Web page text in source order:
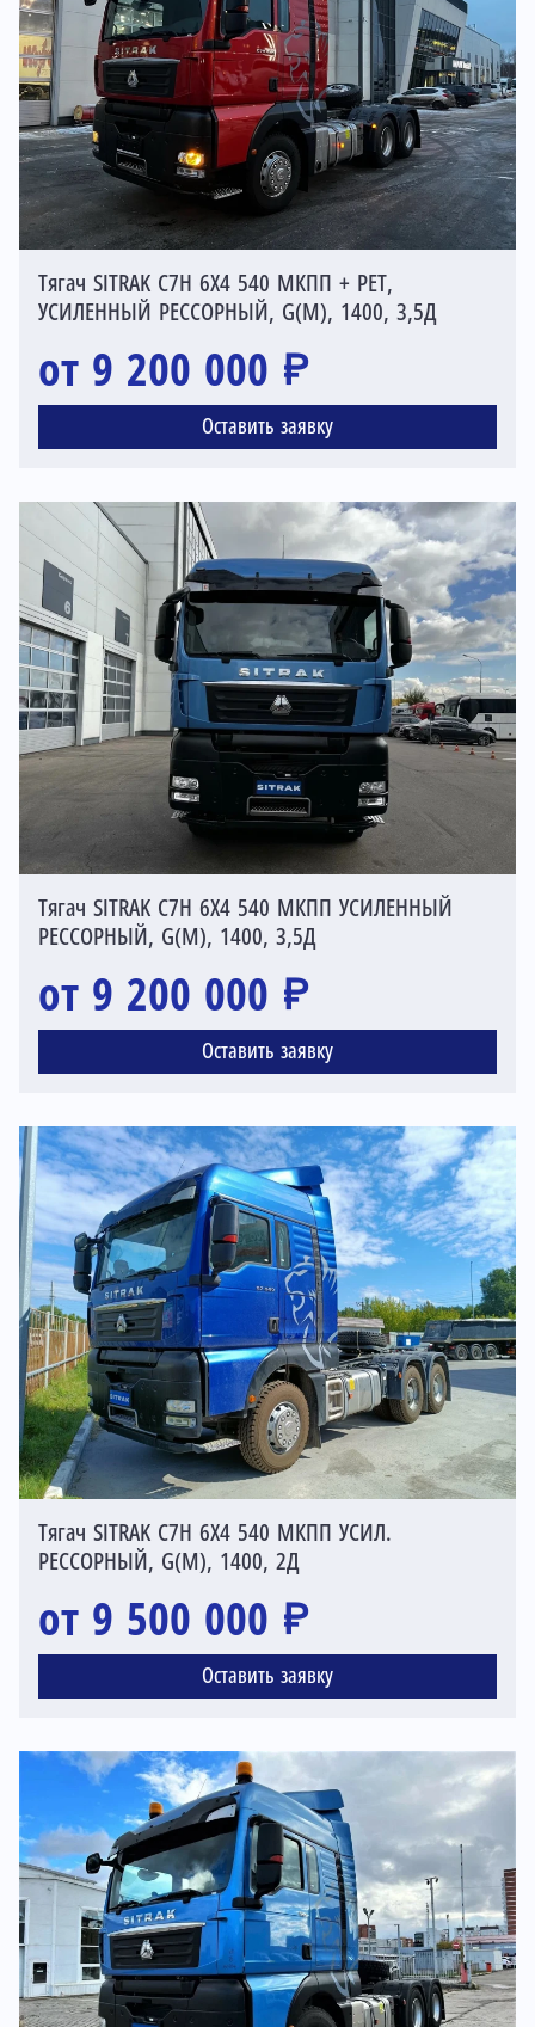
Тягач SITRAK C7H 6X4 540 МКПП + РЕТ,
УСИЛЕННЫЙ РЕССОРНЫЙ, G(М), 1400, 3,5Д
от 9 200 000 ₽
Оставить заявку
Тягач SITRAK C7H 6X4 540 МКПП УСИЛЕННЫЙ
РЕССОРНЫЙ, G(М), 1400, 3,5Д
от 9 200 000 ₽
Оставить заявку
Тягач SITRAK C7H 6X4 540 МКПП УСИЛ.
РЕССОРНЫЙ, G(М), 1400, 2Д
от 9 500 000 ₽
Оставить заявку